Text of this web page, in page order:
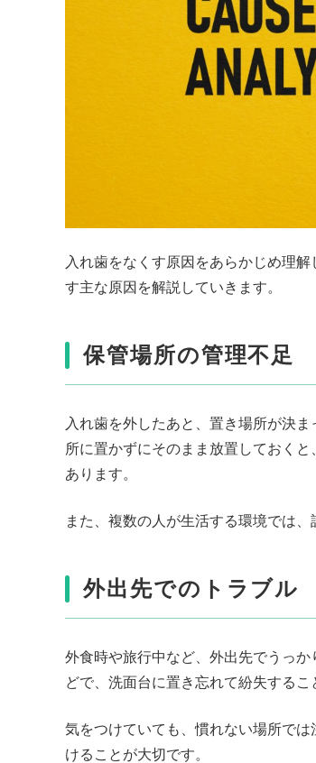
入れ歯をなくす原因をあらかじめ理
す主な原因を解説していきます。
保管場所の管理不足
入れ歯を外したあと、置き場所が決
所に置かずにそのまま放置しておく
あります。
また、複数の人が生活する環境では
外出先でのトラブル
外食時や旅行中など、外出先でうっ
どで、洗面台に置き忘れて紛失するこ
気をつけていても、慣れない場所で
けることが大切です。